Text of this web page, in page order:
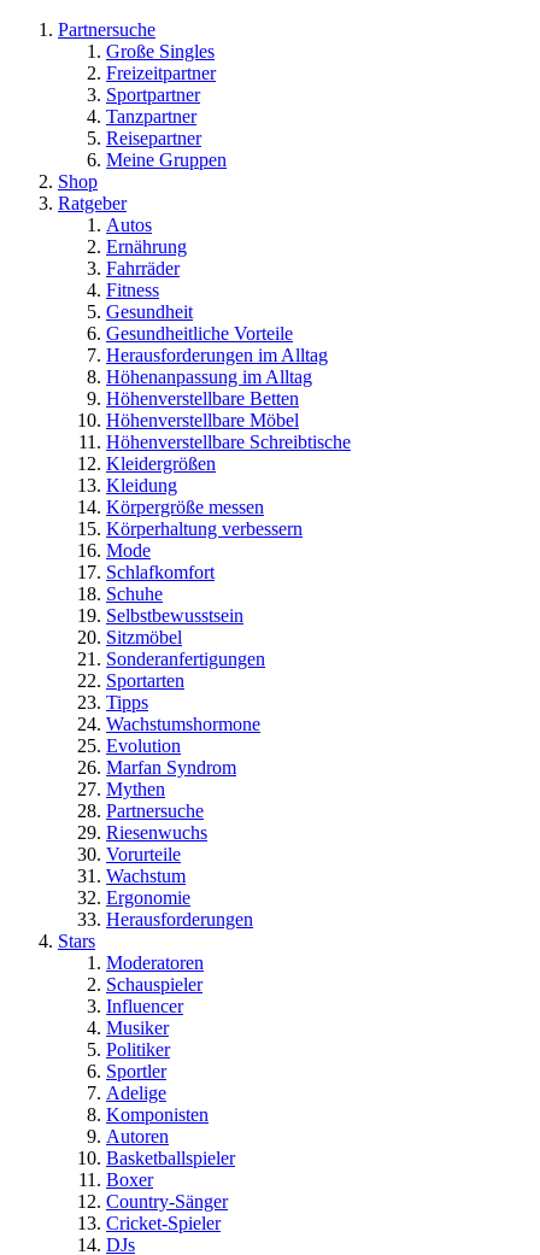
Partnersuche
Große Singles
Freizeitpartner
Sportpartner
Tanzpartner
Reisepartner
Meine Gruppen
Shop
Ratgeber
Autos
Ernährung
Fahrräder
Fitness
Gesundheit
Gesundheitliche Vorteile
Herausforderungen im Alltag
Höhenanpassung im Alltag
Höhenverstellbare Betten
Höhenverstellbare Möbel
Höhenverstellbare Schreibtische
Kleidergrößen
Kleidung
Körpergröße messen
Körperhaltung verbessern
Mode
Schlafkomfort
Schuhe
Selbstbewusstsein
Sitzmöbel
Sonderanfertigungen
Sportarten
Tipps
Wachstumshormone
Evolution
Marfan Syndrom
Mythen
Partnersuche
Riesenwuchs
Vorurteile
Wachstum
Ergonomie
Herausforderungen
Stars
Moderatoren
Schauspieler
Influencer
Musiker
Politiker
Sportler
Adelige
Komponisten
Autoren
Basketballspieler
Boxer
Country-Sänger
Cricket-Spieler
DJs